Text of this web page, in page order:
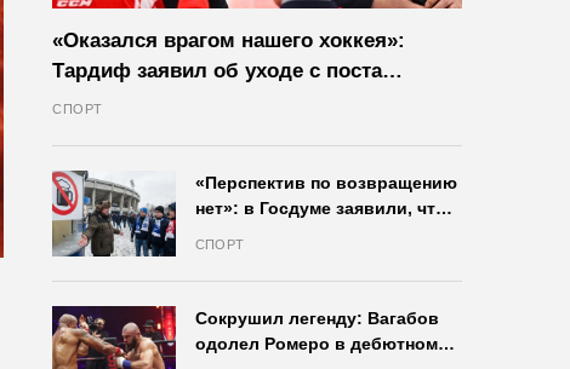
«Оказался врагом нашего хоккея»:
Тардиф заявил об уходе с поста
президента IIHF в октябре
СПОРТ
«Перспектив по возвращению
нет»: в Госдуме заявили, что
СПОРТ
Сокрушил легенду: Вагабов
одолел Ромеро в дебютном